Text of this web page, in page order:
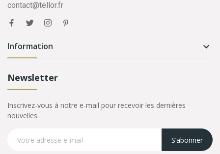
contact@tellor.fr
Information 
Newsletter
Inscrivez-vous à notre e-mail pour recevoir les dernières
nouvelles.
S’abonner